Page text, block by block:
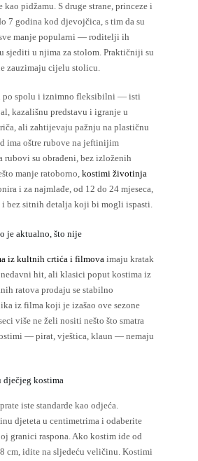
pidžamu. S druge strane, princeze i
7 godina kod djevojčica, s tim da su
manje popularni — roditelji ih
sjediti u njima za stolom. Praktičniji su
zauzimaju cijelu stolicu.
po spolu i iznimno fleksibilni — isti
kazališnu predstavu i igranje u
ali zahtijevaju pažnju na plastičnu
ima oštre rubove na jeftinijim
rubovi su obrađeni, bez izloženih
manje ratoborno, kostimi životinja
i za najmlađe, od 12 do 24 mjeseca,
bez sitnih detalja koji bi mogli ispasti.
je aktualno, što nije
iz kultnih crtića i filmova imaju kratak
hit, ali klasici poput kostima iz
ratova prodaju se stabilno
iz filma koji je izašao ove sezone
više ne želi nositi nešto što smatra
— pirat, vještica, klaun — nemaju
dječjeg kostima
iste standarde kao odjeća.
djeteta u centimetrima i odaberite
granici raspona. Ako kostim ide od
cm, idite na sljedeću veličinu. Kostimi